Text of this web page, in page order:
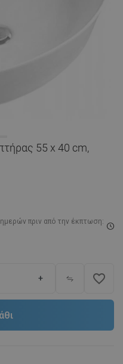
55 x 40 cm,
πριν από την έκπτωση:
+ favorite_border